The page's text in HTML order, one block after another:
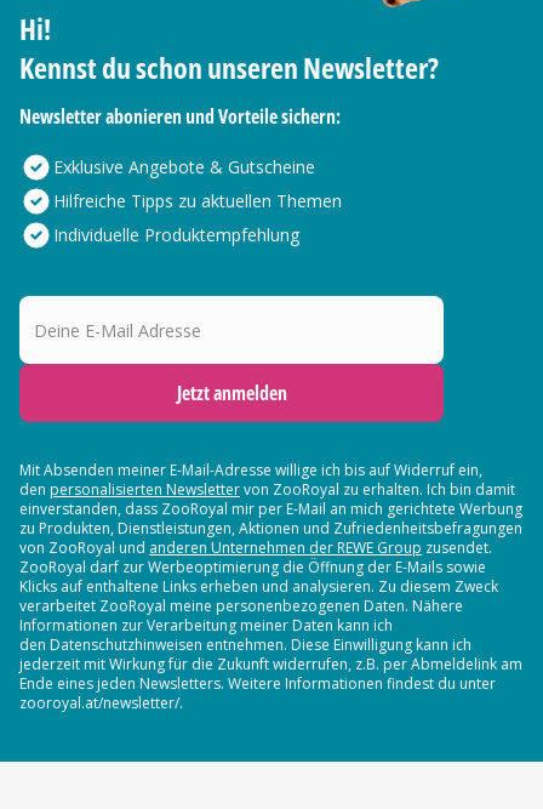
Hi!
Kennst du schon unseren Newsletter?
Newsletter abonieren und Vorteile sichern:
Exklusive Angebote & Gutscheine
Hilfreiche Tipps zu aktuellen Themen
Individuelle Produktempfehlung
Deine E-Mail Adresse
Jetzt anmelden
Mit Absenden meiner E-Mail-Adresse willige ich bis auf Widerruf ein,
den personalisierten Newslettervon ZooRoyal zu erhalten. Ich bin damit
einverstanden, dass ZooRoyal mir per E-Mail an mich gerichtete Werbung
zu Produkten, Dienstleistungen, Aktionen und Zufriedenheitsbefragungen
von ZooRoyal und anderen Unternehmen der REWE Group zusendet.
ZooRoyal darf zur Werbeoptimierung die Öffnung der E-Mails sowie
Klicks auf enthaltene Links erheben und analysieren. Zu diesem Zweck
verarbeitet ZooRoyal meine personenbezogenen Daten. Nähere
Informationen zur Verarbeitung meiner Daten kann ich
den Datenschutzhinweisen entnehmen. Diese Einwilligung kann ich
jederzeit mit Wirkung für die Zukunft widerrufen, z.B. per Abmeldelink am
Ende eines jeden Newsletters. Weitere Informationen findest du unter
zooroyal.at/newsletter/.